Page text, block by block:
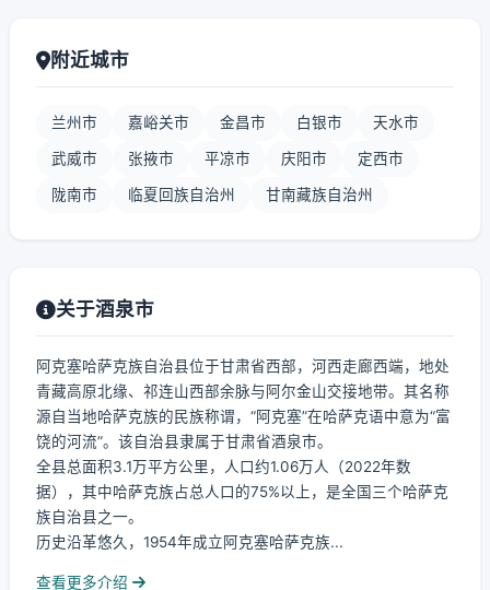
附近城市
兰州市 嘉峪关市 金昌市 白银市 天水市
武威市 张掖市 平凉市 庆阳市 定西市
陇南市 临夏回族自治州 甘南藏族自治州
关于酒泉市
阿克塞哈萨克族自治县位于甘肃省西部，河西走廊西端，地处
青藏高原北缘、祁连山西部余脉与阿尔金山交接地带。其名称
源自当地哈萨克族的民族称谓，“阿克塞”在哈萨克语中意为“富
饶的河流”。该自治县隶属于甘肃省酒泉市。
全县总面积3.1万平方公里，人口约1.06万人（2022年数
据），其中哈萨克族占总人口的75%以上，是全国三个哈萨克
族自治县之一。
历史沿革悠久，1954年成立阿克塞哈萨克族...
查看更多介绍